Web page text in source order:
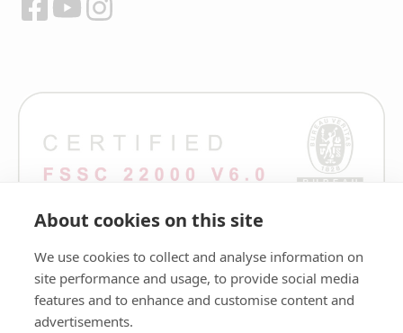
About cookies on this site
We use cookies to collect and analyse information on
site performance and usage, to provide social media
features and to enhance and customise content and
advertisements.